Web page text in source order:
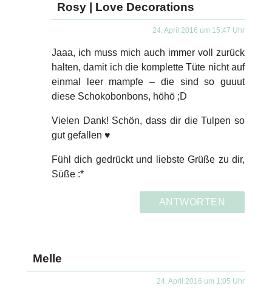
Rosy | Love Decorations
24. April 2016 um 15:47 Uhr
Jaaa, ich muss mich auch immer voll zurück
halten, damit ich die komplette Tüte nicht auf
einmal leer mampfe – die sind so guuut
diese Schokobonbons, höhö ;D
Vielen Dank! Schön, dass dir die Tulpen so
gut gefallen ♥
Fühl dich gedrückt und liebste Grüße zu dir,
Süße :*
ANTWORTEN
Melle
24. April 2016 um 1:05 Uhr